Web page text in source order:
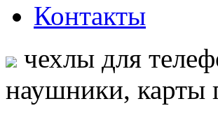
Контакты
чехлы для
наушники, карты